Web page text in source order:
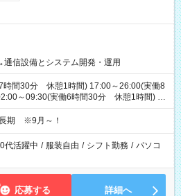
通信設備とシステム開発・運用
時間30分 休憩1時間) 17:00～26:00(実働8
～09:30(実働6時間30分 休憩1時間) ※
は就業時間2.3を連続で行って頂きます
期 ※9月～！
代活躍中 / 服装自由 / シフト勤務 / パソコ
応募する 詳細へ